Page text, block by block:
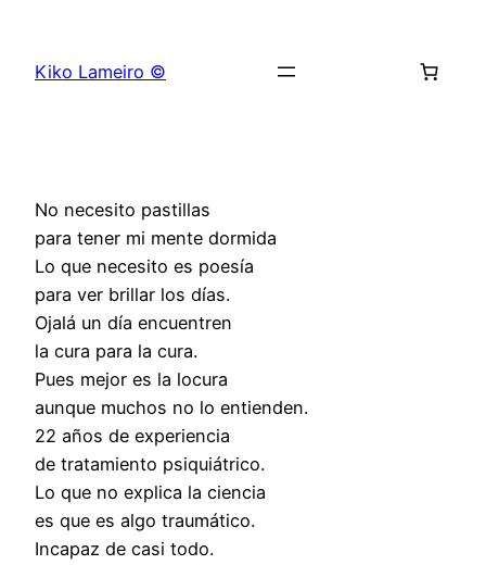
contenido
Kiko Lameiro ©
No necesito pastillas
para tener mi mente dormida
Lo que necesito es poesía
para ver brillar los días.
Ojalá un día encuentren
la cura para la cura.
Pues mejor es la locura
aunque muchos no lo entienden.
22 años de experiencia
de tratamiento psiquiátrico.
Lo que no explica la ciencia
es que es algo traumático.
Incapaz de casi todo.